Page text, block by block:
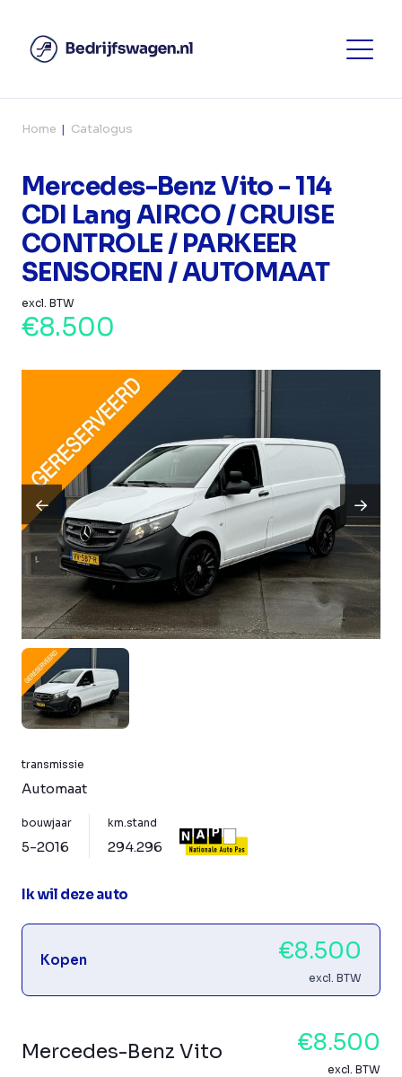
Home Catalogus
Mercedes-Benz Vito - 114
CDI Lang AIRCO / CRUISE
CONTROLE / PARKEER
SENSOREN / AUTOMAAT
excl. BTW
€8.500
transmissie
Automaat
bouwjaar
5-2016
km.stand
294.296
Ik wil deze auto
Kopen €8.500
excl. BTW
Mercedes-Benz Vito €8.500
excl. BTW